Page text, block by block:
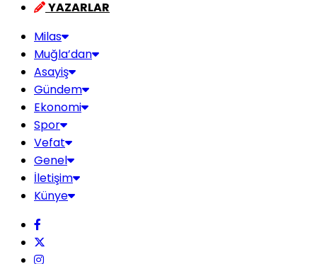
YAZARLAR
Milas
Muğla’dan
Asayiş
Gündem
Ekonomi
Spor
Vefat
Genel
İletişim
Künye